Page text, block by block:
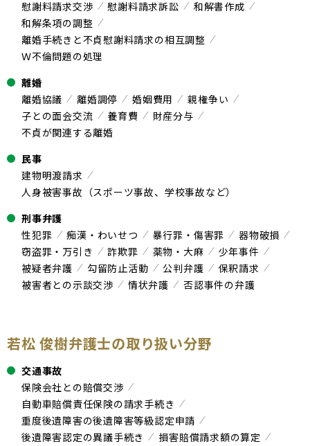
慰謝料請求交渉
慰謝料請求訴訟
和解書作成
和解条項の調整
離婚手続きと不貞慰謝料請求の相互調整
Ｗ不倫問題の処理
離婚
離婚協議
離婚調停 婚姻費用
親権争い
子との面会交流
養育費
財産分与
不貞が関連する離婚
民事
建物明渡請求
人身被害事故（スポーツ事故、学校事故など）
刑事弁護
性犯罪
痴漢・わいせつ 暴行罪・傷害罪
器物破損
窃盗罪・万引き
詐欺罪 薬物・大麻
少年事件
被疑者弁護
勾留防止活動 公判弁護
保釈請求
被害者との示談交渉
情状弁護 否認事件の弁護
若松 俊樹弁護士の取り扱い分野
交通事故
保険会社との賠償交渉
自動車賠償責任保険の請求手続き
重度後遺障害の後遺障害等級認定申請
後遺障害認定の異議手続き
損害賠償請求額の算定